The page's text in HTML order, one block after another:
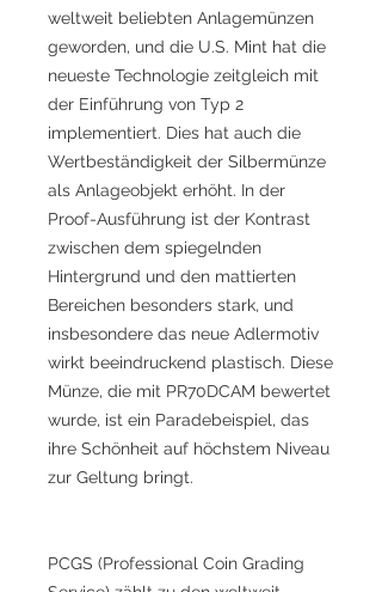
weltweit beliebten Anlagemünzen
geworden, und die U.S. Mint hat die
neueste Technologie zeitgleich mit
der Einführung von Typ 2
implementiert. Dies hat auch die
Wertbeständigkeit der Silbermünze
als Anlageobjekt erhöht. In der
Proof-Ausführung ist der Kontrast
zwischen dem spiegelnden
Hintergrund und den mattierten
Bereichen besonders stark, und
insbesondere das neue Adlermotiv
wirkt beeindruckend plastisch. Diese
Münze, die mit PR70DCAM bewertet
wurde, ist ein Paradebeispiel, das
ihre Schönheit auf höchstem Niveau
zur Geltung bringt.
PCGS (Professional Coin Grading